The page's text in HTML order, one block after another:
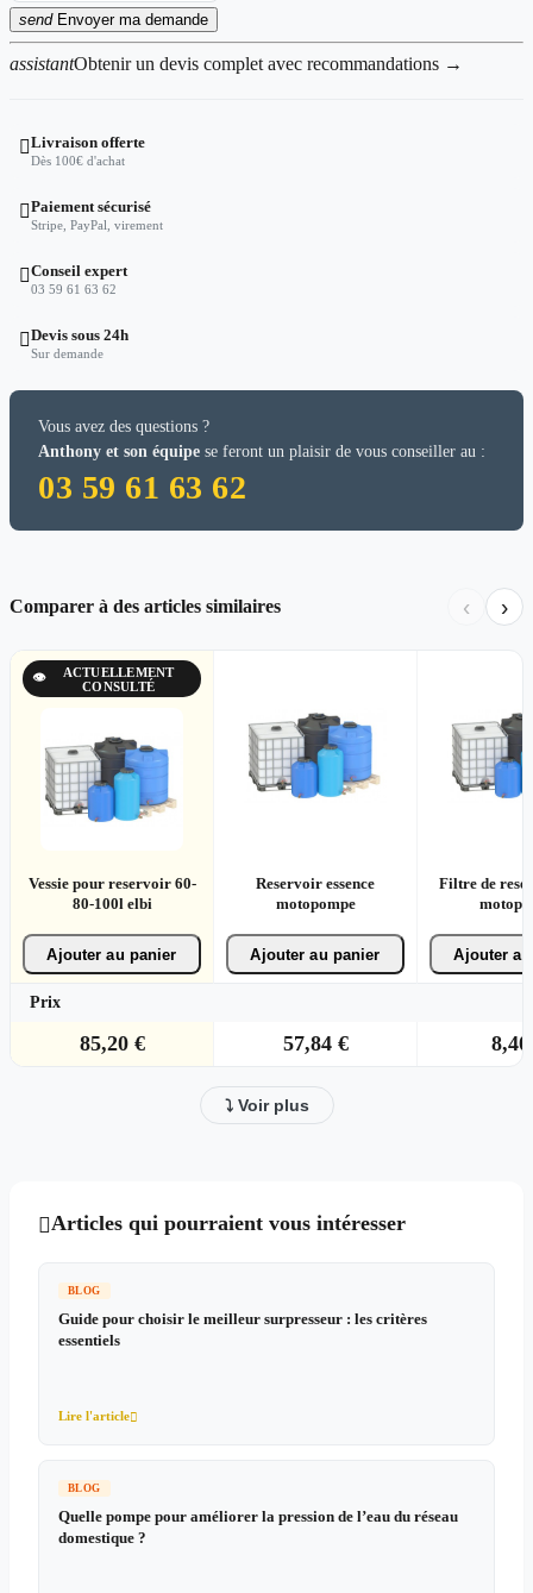
sendEnvoyer ma demande
assistantObtenir un devis complet avec recommandations →
Livraison offerte
Dès 100€ d'achat
Paiement sécurisé
Stripe, PayPal, virement
Conseil expert
03 59 61 63 62
Devis sous 24h
Sur demande
Vous avez des questions ?
Anthony et son équipe se feront un plaisir de vous conseiller au :
03 59 61 63 62
Comparer à des articles similaires ‹ ›
👁
ACTUELLEMENT
CONSULTÉ
Vessie pour reservoir 60-
80-100l elbi
Reservoir essence
motopompe
Filtre de
Ajouter au panier Ajouter au panier Ajouter
Prix
85,20 € 57,84 €
⤵ Voir plus
Articles qui pourraient vous intéresser
BLOG
Guide pour choisir le meilleur surpresseur : les critères
essentiels
Lire l'article
BLOG
Quelle pompe pour améliorer la pression de l’eau du réseau
domestique ?